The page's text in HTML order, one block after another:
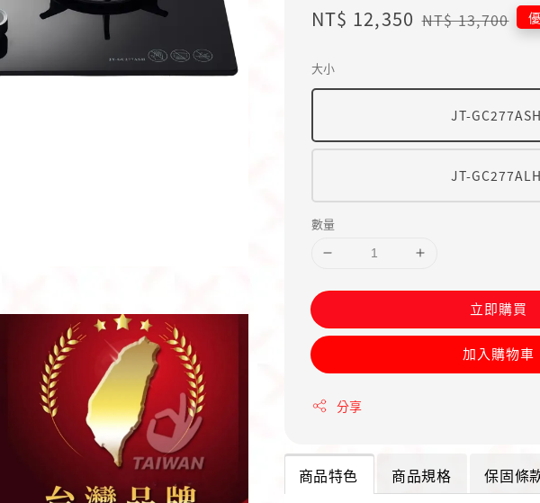
Sale
NT$ 12,350 Regular
NT$ 13,700
大小
JT-GC277ASH
JT-GC277ALH
數量
立即購買
加入購物車
分享
商品特色 商品規格 保固條